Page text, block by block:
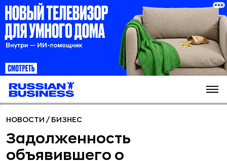
НОВОСТИ / БИЗНЕС
Задолженность
объявившего о